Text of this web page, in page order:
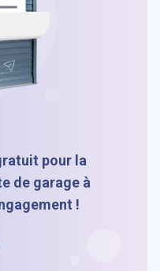
pour la
de garage à
!